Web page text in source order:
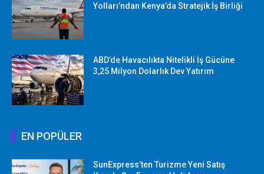
Yolları’ndan Kenya’da Stratejik İş Birliği
ABD’de Havacılıkta Nitelikli İş Gücüne
3,25 Milyon Dolarlık Dev Yatırım
EN POPÜLER
SunExpress’ten Turizme Yeni Satış